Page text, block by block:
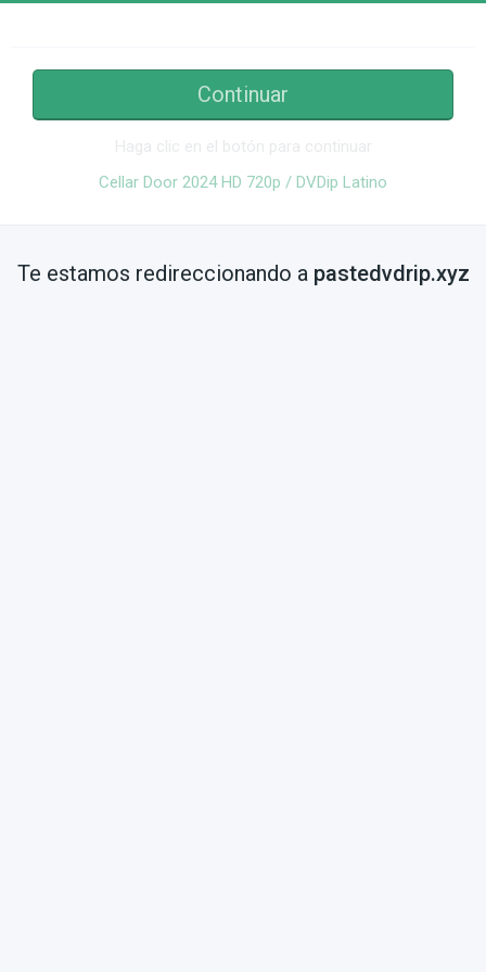
Continuar
Cellar Door 2024 HD 720p / DVDip Latino
Te estamos redireccionando a pastedvdrip.xyz